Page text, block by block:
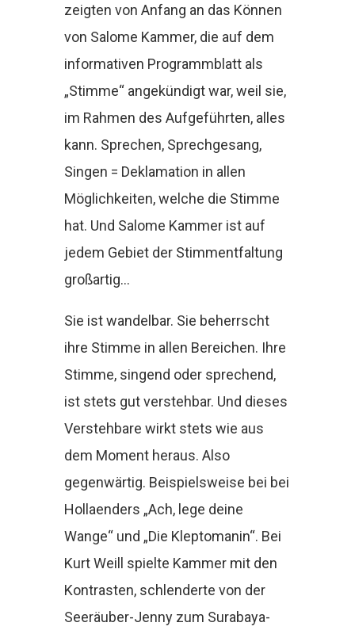
zeigten von Anfang an das Können
von Salome Kammer, die auf dem
informativen Programmblatt als
„Stimme“ angekündigt war, weil sie,
im Rahmen des Aufgeführten, alles
kann. Sprechen, Sprechgesang,
Singen = Deklamation in allen
Möglichkeiten, welche die Stimme
hat. Und Salome Kammer ist auf
jedem Gebiet der Stimmentfaltung
großartig…
Sie ist wandelbar. Sie beherrscht
ihre Stimme in allen Bereichen. Ihre
Stimme, singend oder sprechend,
ist stets gut verstehbar. Und dieses
Verstehbare wirkt stets wie aus
dem Moment heraus. Also
gegenwärtig. Beispielsweise bei bei
Hollaenders „Ach, lege deine
Wange“ und „Die Kleptomanin“. Bei
Kurt Weill spielte Kammer mit den
Kontrasten, schlenderte von der
Seeräuber-Jenny zum Surabaya-